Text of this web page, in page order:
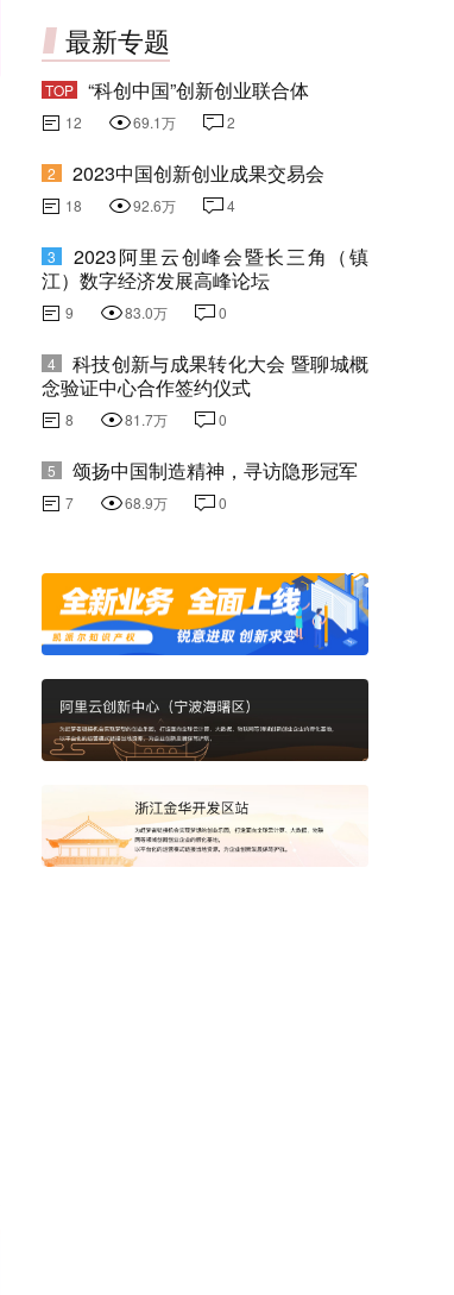
最新专题
TOP “科创中国”创新创业联合体
12 69.1万 2
2 2023中国创新创业成果交易会
18 92.6万 4
3
2023阿里云创峰会暨长三角（镇
江）数字经济发展高峰论坛
9 83.0万 0
4
科技创新与成果转化大会 暨聊城概
念验证中心合作签约仪式
8 81.7万 0
5 颂扬中国制造精神，寻访隐形冠军
7 68.9万 0